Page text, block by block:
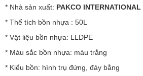
* Nhà sản xuất: PAKCO
* Thể tích bồn nhựa : 50L
* Vật liệu bồn nhựa: LLDPE
* Màu sắc bồn nhựa: màu trắng
* Kiểu bồn: hình trụ đứng, đáy bằng